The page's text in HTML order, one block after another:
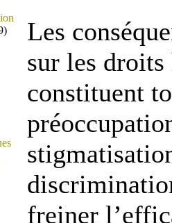
Les
sur les droits
constituent
freiner